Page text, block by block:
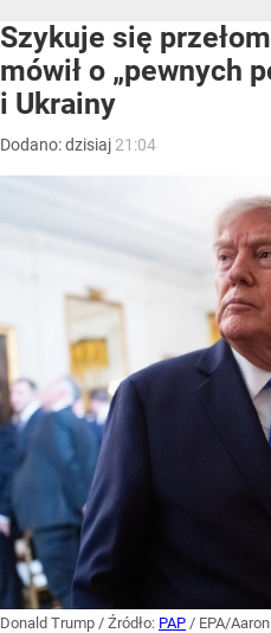
Szykuje się
mówił o „pewnych
i Ukrainy
Dodano:dzisiaj 21:04
Donald Trump / Źródło: PAP / EPA/